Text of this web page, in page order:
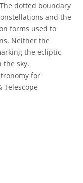
dotted boundary
and the
forms used to
Neither the
the ecliptic,
the sky.
for
Telescope
Attribution 4.0